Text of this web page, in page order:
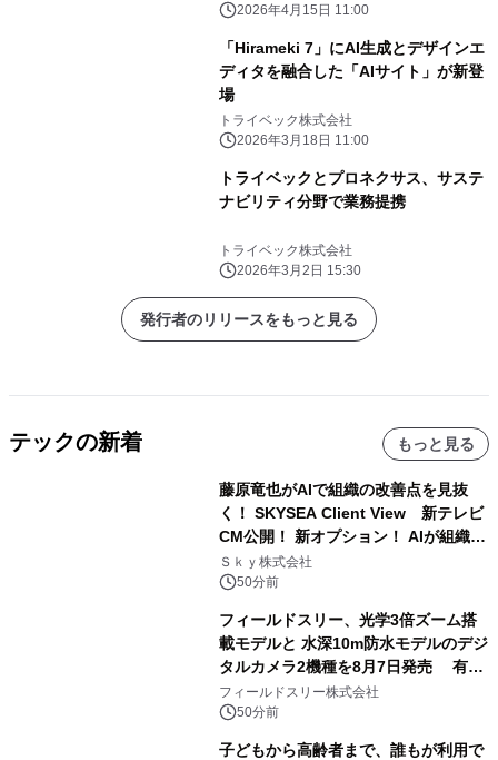
2026年4月15日 11:00
「Hirameki 7」にAI生成とデザインエ
ディタを融合した「AIサイト」が新登
場
トライベック株式会社
2026年3月18日 11:00
トライベックとプロネクサス、サステ
ナビリティ分野で業務提携
トライベック株式会社
2026年3月2日 15:30
発行者のリリースをもっと見る
テックの新着 もっと見る
藤原竜也がAIで組織の改善点を見抜
く！ SKYSEA Client View 新テレビ
CM公開！ 新オプション！ AIが組織の
業務実態を分析し労務改善を支援。 藤
原竜也メイキング動画公開 「もしAIが
る自信がある」「昨年の夏はカブトム
シを捕まえたり、虫と戦ったり…」
Ｓｋｙ株式会社
50分前
フィールドスリー、光学3倍ズーム搭
載モデルと 水深10m防水モデルのデジ
タルカメラ2機種を8月7日発売 有効
約1300万画素、用途別に選べるコンデ
ジ新登場
フィールドスリー株式会社
50分前
子どもから高齢者まで、誰もが利用で